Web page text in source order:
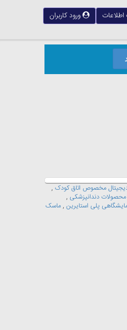
ورود کاربران
مخصوص اتاق کودک ,
محصولات دندانپزشکی ,
پلی استایرین , ماسک